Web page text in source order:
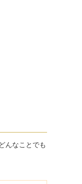
んなことでも